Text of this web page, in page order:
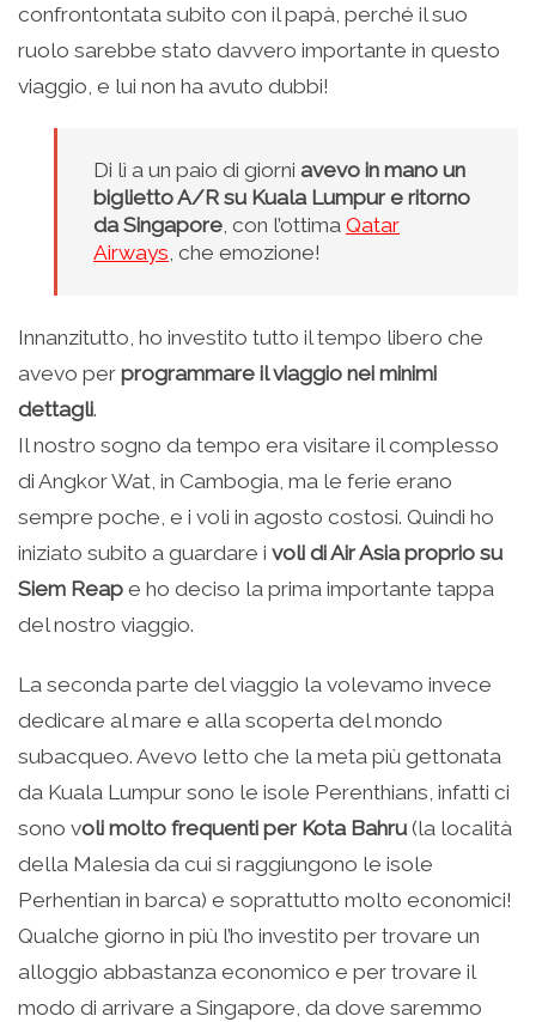
confrontontata subito con il papà, perché il suo
ruolo sarebbe stato davvero importante in questo
viaggio, e lui non ha avuto dubbi!
Di lì a un paio di giorni avevo in mano un
biglietto A/R su Kuala Lumpur e ritorno
da Singapore , con l’ottima Qatar
Airways , che emozione!
Innanzitutto, ho investito tutto il tempo libero che
avevo per programmare il viaggio nei minimi
dettagli.
Il nostro sogno da tempo era visitare il complesso
di Angkor Wat, in Cambogia, ma le ferie erano
sempre poche, e i voli in agosto costosi. Quindi ho
iniziato subito a guardare i voli di Air Asia proprio su
Siem Reap e ho deciso la prima importante tappa
del nostro viaggio.
La seconda parte del viaggio la volevamo invece
dedicare al mare e alla scoperta del mondo
subacqueo. Avevo letto che la meta più gettonata
da Kuala Lumpur sono le isole Perenthians, infatti ci
sono voli molto frequenti per Kota Bahru (la località
della Malesia da cui si raggiungono le isole
Perhentian in barca) e soprattutto molto economici!
Qualche giorno in più l’ho investito per trovare un
alloggio abbastanza economico e per trovare il
modo di arrivare a Singapore, da dove saremmo